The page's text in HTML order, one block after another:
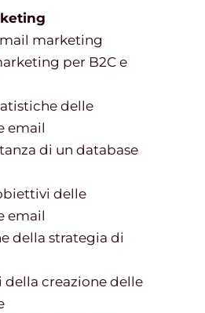
marketing
per B2C e
delle
email
di un database
delle
email
della strategia di
della creazione delle